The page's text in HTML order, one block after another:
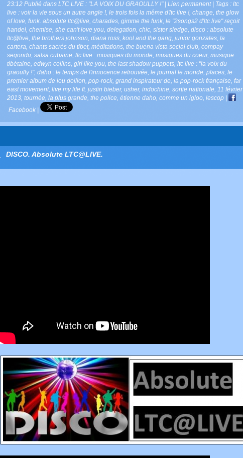
23:12 Publié dans LTC LIVE : "LA VOIX DU GRAOULLY !"| Lien permanent| Tags : ltc
live : voir la vie sous un autre angle ! le trois fois la même d'ltc live ! change the glow
of love funk. absolute ltc@live charades gimme the funk le "2songs2 d'ltc live" reçoit
handel chemise she can't love you delegation chic sister sledge disco : absolute
ltc@live the brothers johnson diana ross kool and the gang junior gonzales la
cartera chants sacrés du tibet, méditations the buena vista social club compay
segondu salsa cubaine ltc live : musiques du monde musiques du coeur, musique
tibétaine edwyn collins girl like you the last shadow puppets ltc live : "la voix du
graoully !", daho : le temps de l'innocence retrouvée le journal le monde places le
premier album de lou doillon pop-rock grand inspirateur de la pop-rock française far
east movement, live my life ft. justin bieber, usher, indochine sortie nationale
11 février
2013 tournée la plus grande the police étienne daho comme un igloo lescop
Facebook
DISCO. Absolute LTC@LIVE.